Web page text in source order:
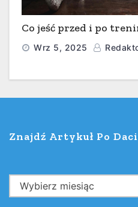
Co jeść przed i po
Wrz 5, 2025
Znajdź Artykuł Po
n